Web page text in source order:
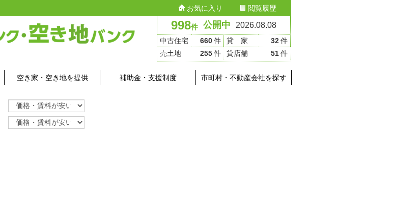
998件 公開中 2026.08.08
中古住宅 660件 貸 家 32件
売土地
255件 貸店舗 51件
お気に入り 閲覧履歴
空き家・空き地を提供 補助金・支援制度 市町村・不動産会社を探す